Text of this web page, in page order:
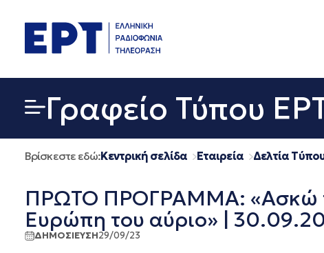
περιεχόμενο
Γραφείο Τύπου
Βρίσκεστε εδώ:Κεντρική σελίδα Εταιρεία Δελτία
ΠΡΩΤΟ ΠΡΟΓΡΑΜΜΑ: «Ασκώ τα
Ευρώπη του αύριο» |
ΔΗΜΟΣΙΕΥΣΗ29/09/23